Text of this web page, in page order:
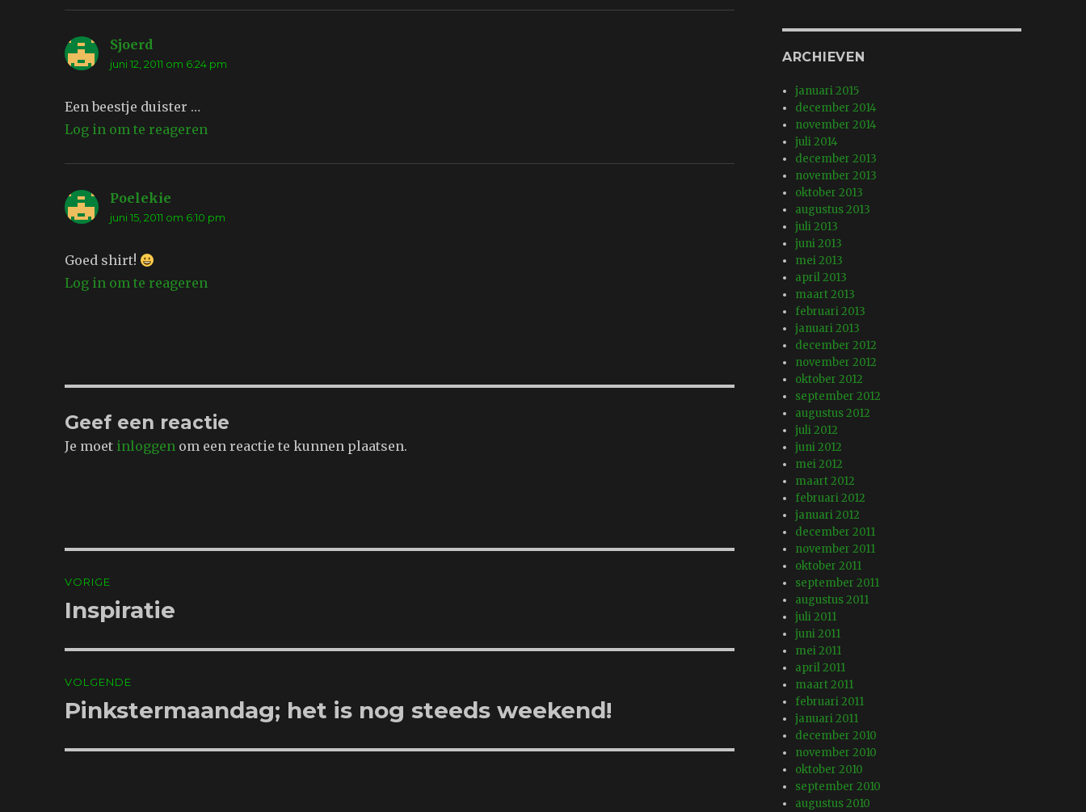
Sjoerd
juni 12, 2011 om 6:24 pm
Een beestje duister …
Log in om te reageren
Poelekie
juni 15, 2011 om 6:10 pm
Goed shirt!
Log in om te reageren
Geef een reactie
Je moet inloggen om een reactie te kunnen plaatsen.
navigatie
VORIGE
Vorig
Inspiratie
VOLGENDE
Volgend
Pinkstermaandag; het is nog steeds weekend!
ARCHIEVEN
januari 2015
december 2014
november 2014
juli 2014
december 2013
november 2013
oktober 2013
augustus 2013
juli 2013
juni 2013
mei 2013
april 2013
maart 2013
februari 2013
januari 2013
december 2012
november 2012
oktober 2012
september 2012
augustus 2012
juli 2012
juni 2012
mei 2012
maart 2012
februari 2012
januari 2012
december 2011
november 2011
oktober 2011
september 2011
augustus 2011
juli 2011
juni 2011
mei 2011
april 2011
maart 2011
februari 2011
januari 2011
december 2010
november 2010
oktober 2010
september 2010
augustus 2010